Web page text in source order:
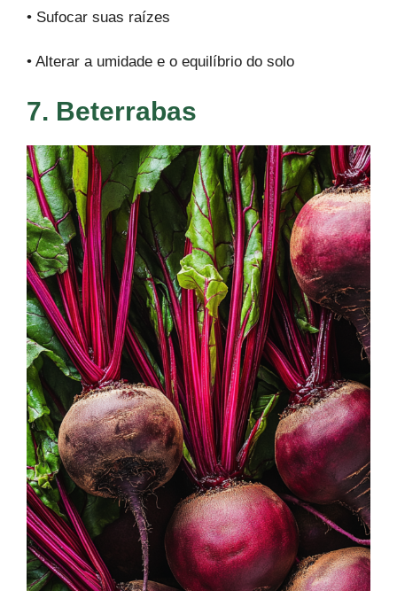
• Sufocar suas raízes
• Alterar a umidade e o equilíbrio do solo
7. Beterrabas